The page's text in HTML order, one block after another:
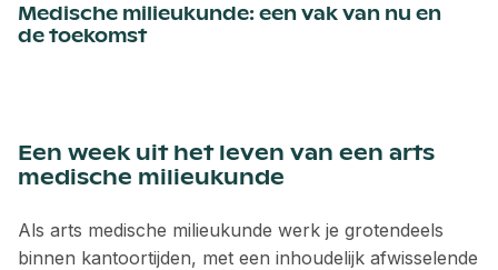
Medische milieukunde: een vak van nu en
de toekomst
Een week uit het leven van een arts
medische milieukunde
Als arts medische milieukunde werk je grotendeels
binnen kantoortijden, met een inhoudelijk afwisselende